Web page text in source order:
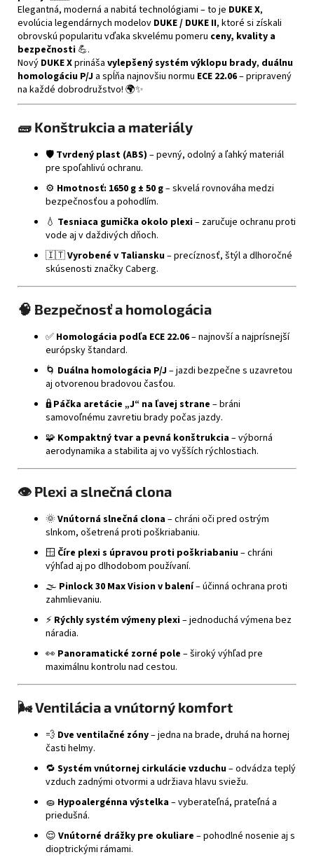
Elegantná, moderná a nabitá technológiami – to je DUKE X,
evolúcia legendárnych modelov DUKE / DUKE II, ktoré si získali
obrovskú popularitu vďaka skvelému pomeru ceny, kvality a
bezpečnosti💪.
Nový DUKE Xprináša vylepšený systém výklopu brady, duálnu
homologáciu P/J a spĺňa najnovšiu normu ECE 22.06– pripravený
na každé dobrodružstvo! 🌍✨
🧱 Konštrukcia a materiály
🛡️ Tvrdený plast (ABS) – pevný, odolný a ľahký materiál
pre spoľahlivú ochranu.
⚙️ Hmotnosť: 1650 g ± 50 g– skvelá rovnováha medzi
bezpečnosťou a pohodlím.
💧 Tesniaca gumička okolo plexi– zaručuje ochranu proti
vode aj v daždivých dňoch.
🇮🇹Vyrobené v Taliansku– precíznosť, štýl a dlhoročné
skúsenosti značky Caberg.
🧠 Bezpečnosť a homologácia
✅ Homologácia podľa ECE 22.06– najnovší a najprísnejší
európsky štandard.
🌀 Duálna homologácia P/J– jazdi bezpečne s uzavretou
aj otvorenou bradovou časťou.
🔒Páčka aretácie „J“ na ľavej strane – bráni
samovoľnému zavretiu brady počas jazdy.
🧩 Kompaktný tvar a pevná konštrukcia– výborná
aerodynamika a stabilita aj vo vyšších rýchlostiach.
👁️ Plexi a slnečná clona
🌞Vnútorná slnečná clona– chráni oči pred ostrým
slnkom, ošetrená proti poškriabaniu.
🪟 Číre plexi s úpravou proti poškriabaniu– chráni
výhľad aj po dlhodobom používaní.
🌫️ Pinlock 30 Max Vision v balení– účinná ochrana proti
zahmlievaniu.
⚡ Rýchly systém výmeny plexi– jednoduchá výmena bez
náradia.
👀 Panoramatické zorné pole – široký výhľad pre
maximálnu kontrolu nad cestou.
🌬️Ventilácia a vnútorný komfort
💨 Dve ventilačné zóny– jedna na brade, druhá na hornej
časti helmy.
🔁 Systém vnútornej cirkulácie vzduchu– odvádza teplý
vzduch zadnými otvormi a udržiava hlavu sviežu.
🧽 Hypoalergénna výstelka– vyberateľná, prateľná a
priedušná.
😌 Vnútorné drážky pre okuliare – pohodlné nosenie aj s
dioptrickými rámami.
€364